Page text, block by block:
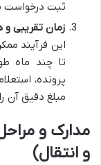
ثبت درخواست
زمان تقریبی
این فرآیند
تا چند ماه
پرونده،
مبلغ دقیق آن
مدارک و
و انتقال)